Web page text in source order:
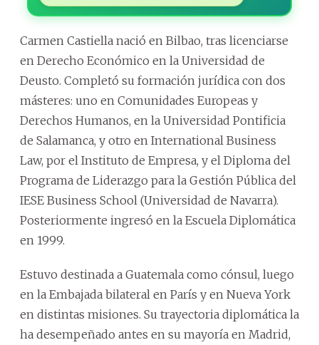
Carmen Castiella nació en Bilbao, tras licenciarse
en Derecho Económico en la Universidad de
Deusto. Completó su formación jurídica con dos
másteres: uno en Comunidades Europeas y
Derechos Humanos, en la Universidad Pontificia
de Salamanca, y otro en International Business
Law, por el Instituto de Empresa, y el Diploma del
Programa de Liderazgo para la Gestión Pública del
IESE Business School (Universidad de Navarra).
Posteriormente ingresó en la Escuela Diplomática
en 1999.
Estuvo destinada a Guatemala como cónsul, luego
en la Embajada bilateral en París y en Nueva York
en distintas misiones. Su trayectoria diplomática la
ha desempeñado antes en su mayoría en Madrid,